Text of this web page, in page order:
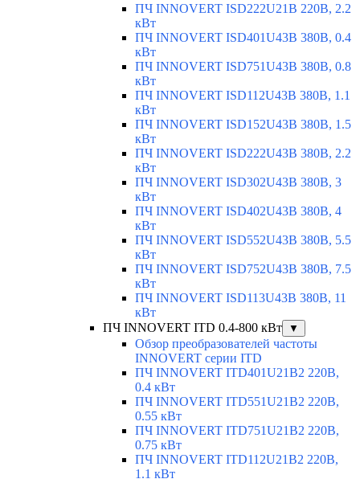
ПЧ INNOVERT ISD222U21B 220В, 2.2
кВт
ПЧ INNOVERT ISD401U43B 380В, 0.4
кВт
ПЧ INNOVERT ISD751U43B 380В, 0.8
кВт
ПЧ INNOVERT ISD112U43B 380В, 1.1
кВт
ПЧ INNOVERT ISD152U43B 380В, 1.5
кВт
ПЧ INNOVERT ISD222U43B 380В, 2.2
кВт
ПЧ INNOVERT ISD302U43B 380В, 3
кВт
ПЧ INNOVERT ISD402U43B 380В, 4
кВт
ПЧ INNOVERT ISD552U43B 380В, 5.5
кВт
ПЧ INNOVERT ISD752U43B 380В, 7.5
кВт
ПЧ INNOVERT ISD113U43B 380В, 11
кВт
ПЧ INNOVERT ITD 0.4-800 кВт
▼
Обзор преобразователей частоты
INNOVERT серии ITD
ПЧ INNOVERT ITD401U21B2 220В,
0.4 кВт
ПЧ INNOVERT ITD551U21B2 220В,
0.55 кВт
ПЧ INNOVERT ITD751U21B2 220В,
0.75 кВт
ПЧ INNOVERT ITD112U21B2 220В,
1.1 кВт